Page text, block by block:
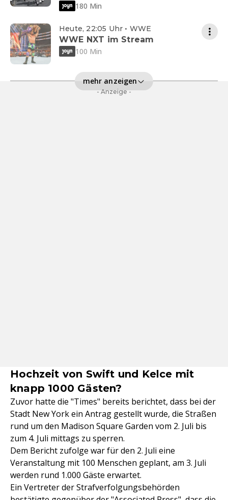
180 Min
Heute, 22:05 Uhr • WWE
WWE NXT im Stream
100 Min
mehr anzeigen
- Anzeige -
Hochzeit von Swift und Kelce mit
knapp 1000 Gästen?
Zuvor hatte die "Times" bereits berichtet, dass bei der
Stadt New York ein Antrag gestellt wurde, die Straßen
rund um den Madison Square Garden vom 2. Juli bis
zum 4. Juli mittags zu sperren.
Dem Bericht zufolge war für den 2. Juli eine
Veranstaltung mit 100 Menschen geplant, am 3. Juli
werden rund 1.000 Gäste erwartet.
Ein Vertreter der Strafverfolgungsbehörden